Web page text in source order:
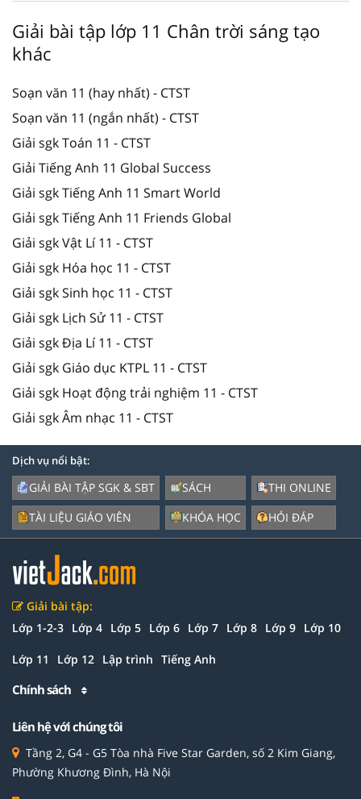
Giải bài tập lớp 11 Chân trời sáng tạo
khác
Soạn văn 11 (hay nhất) - CTST
Soạn văn 11 (ngắn nhất) - CTST
Giải sgk Toán 11 - CTST
Giải Tiếng Anh 11 Global Success
Giải sgk Tiếng Anh 11 Smart World
Giải sgk Tiếng Anh 11 Friends Global
Giải sgk Vật Lí 11 - CTST
Giải sgk Hóa học 11 - CTST
Giải sgk Sinh học 11 - CTST
Giải sgk Lịch Sử 11 - CTST
Giải sgk Địa Lí 11 - CTST
Giải sgk Giáo dục KTPL 11 - CTST
Giải sgk Hoạt động trải nghiệm 11 - CTST
Giải sgk Âm nhạc 11 - CTST
Dịch vụ nổi bật:
GIẢI BÀI TẬP SGK & SBT
TÀI LIỆU GIÁO VIÊN
SÁCH
KHÓA HỌC
THI ONLINE
HỎI ĐÁP
Giải bài tập:
Lớp 1-2-3 Lớp 4 Lớp 5 Lớp 6 Lớp 7 Lớp 8 Lớp 9 Lớp 10
Lớp 11 Lớp 12 Lập trình Tiếng Anh
Chính sách
Liên hệ với chúng tôi
Tầng 2, G4 - G5 Tòa nhà Five Star Garden, số 2 Kim Giang,
Phường Khương Đình, Hà Nội